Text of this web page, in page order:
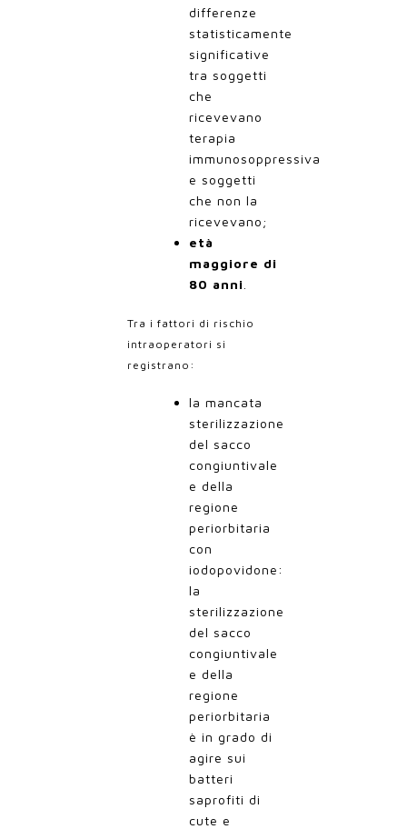
differenze
statisticamente
significative
tra soggetti
che
ricevevano
terapia
immunosoppressiva
e soggetti
che non la
ricevevano;
età
maggiore di
80 anni
Tra i fattori di rischio
intraoperatori si
registrano:
la mancata
sterilizzazione
del sacco
congiuntivale
e della
regione
periorbitaria
con
iodopovidone:
la
sterilizzazione
del sacco
congiuntivale
e della
regione
periorbitaria
è in grado di
agire sui
batteri
saprofiti di
cute e